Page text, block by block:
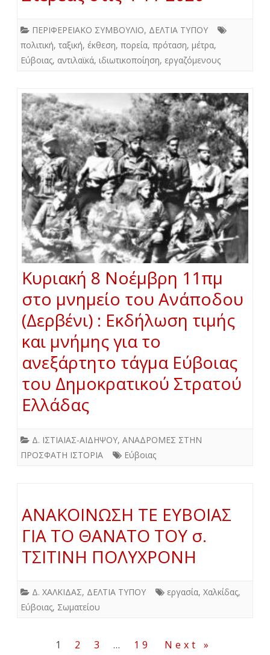
ΠΕΡΙΦΕΡΕΙΑΚΟ ΣΥΜΒΟΥΛΙΟ, ΔΕΛΤΙΑ ΤΥΠΟΥ
πολιτική, ταξική, έκθεση, πορεία, πρόταση, μέτρα,
Εύβοιας, αντιλαϊκά, ιδιωτικοποίηση, εργαζόμενους
Κυριακή 8 Νοέμβρη 11πμ
στο μνημείο του Ανάποδου
(Δερβένι) : Εκδήλωση τιμής
και μνήμης για το
ανεξάρτητο τάγμα Εύβοιας
του Δημοκρατικού Στρατού
Ελλάδας
Δ. ΙΣΤΙΑΙΑΣ-ΑΙΔΗΨΟΥ, ΑΝΑΔΡΟΜΕΣ ΣΤΗΝ
ΠΡΟΣΦΑΤΗ ΙΣΤΟΡΙΑ
Εύβοιας
ΑΝΑΚΟΙΝΩΣΗ ΤΕ ΕΥΒΟΙΑΣ
ΓΙΑ ΤΟ ΘΑΝΑΤΟ ΤΟΥ σ.
ΤΣΙΤΙΝΗ ΠΟΛΥΧΡΟΝΗ
Δ. ΧΑΛΚΙΔΑΣ, ΔΕΛΤΙΑ ΤΥΠΟΥ εργασία, Χαλκίδας,
Εύβοιας, Σωματείου
Σελιδοποίηση
1 2 3 … 19 Next »